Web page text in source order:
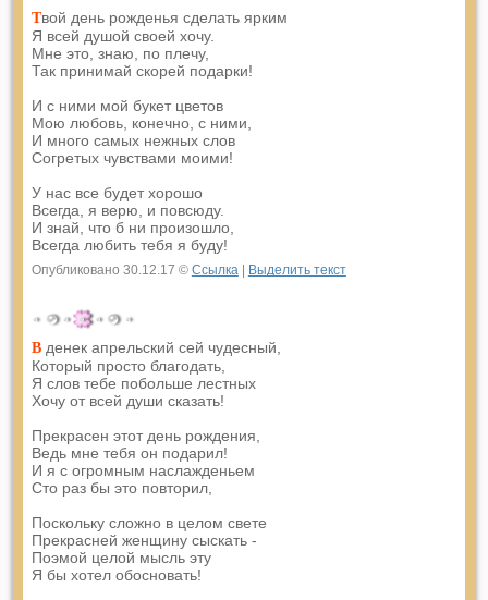
Твой день рожденья сделать ярким
Я всей душой своей хочу.
Мне это, знаю, по плечу,
Так принимай скорей подарки!
И с ними мой букет цветов
Мою любовь, конечно, с ними,
И много самых нежных слов
Согретых чувствами моими!
У нас все будет хорошо
Всегда, я верю, и повсюду.
И знай, что б ни произошло,
Всегда любить тебя я буду!
Опубликовано 30.12.17 © Ссылка| Выделить текст
Вденек апрельский сей чудесный,
Который просто благодать,
Я слов тебе побольше лестных
Хочу от всей души сказать!
Прекрасен этот день рождения,
Ведь мне тебя он подарил!
И я с огромным наслажденьем
Сто раз бы это повторил,
Поскольку сложно в целом свете
Прекрасней женщину сыскать -
Поэмой целой мысль эту
Я бы хотел обосновать!